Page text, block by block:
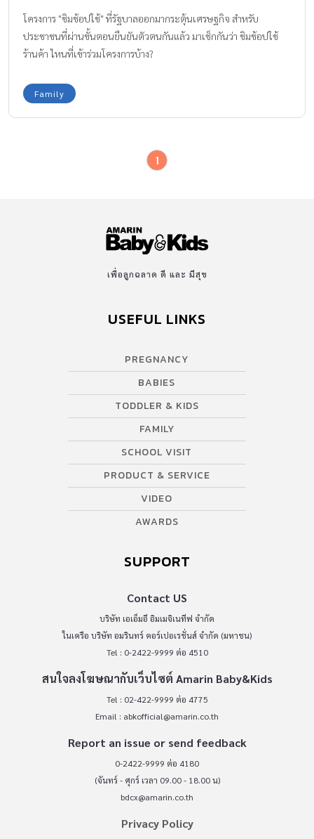
โครงการ "ชิมช้อปใช้" ที่รัฐบาลออกมากระตุ้นเศรษฐกิจ สำหรับ
ประชาชนที่ผ่านขั้นตอนยืนยันตัวตนกันแล้ว มาเช็กกันว่า ชิมช้อปใช้
ร้านค้า ไหนที่เข้าร่วมโครงการบ้าง?
Family
1
เพื่อลูกฉลาด ดี และ มีสุข
USEFUL LINKS
PREGNANCY
BABIES
TODDLER & KIDS
FAMILY
SCHOOL VISIT
PRODUCT & SERVICE
VIDEO
AWARDS
SUPPORT
Contact US
บริษัท เอเอ็มอี อิมเมจิเนทีฟ จำกัด
ในเครือ บริษัท อมรินทร์ คอร์เปอเรชั่นส์ จำกัด (มหาชน)
Tel : 0-2422-9999 ต่อ 4510
สนใจลงโฆษณากับเว็บไซต์ Amarin Baby&Kids
Tel : 02-422-9999 ต่อ 4775
Email : abkofficial@amarin.co.th
Report an issue or send feedback
0-2422-9999 ต่อ 4180
(จันทร์ - ศุกร์ เวลา 09.00 - 18.00 น)
bdcx@amarin.co.th
Privacy Policy